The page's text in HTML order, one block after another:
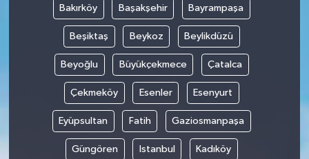
Bakırköy Başakşehir Bayrampaşa
Beşiktaş Beykoz Beylikdüzü
Beyoğlu Büyükçekmece Çatalca
Çekmeköy Esenler Esenyurt
Eyüpsultan Fatih Gaziosmanpaşa
Güngören Istanbul Kadıköy